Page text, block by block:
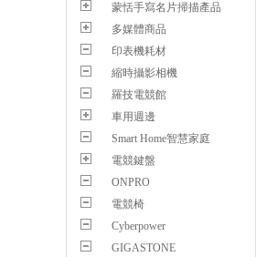
蒙恬手寫名片掃描產品
多媒體商品
印表機耗材
縮時攝影相機
羅技電競館
車用週邊
Smart Home智慧家庭
電競鍵盤
ONPRO
電競椅
Cyberpower
GIGASTONE